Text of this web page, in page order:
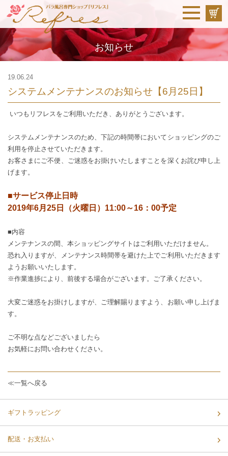
お知らせ
19.06.24
システムメンテナンスのお知らせ【6月25日】
いつもリフレスをご利用いただき、ありがとうございます。
システムメンテナンスのため、下記の時間帯においてショッピングのご
利用を停止させていただきます。
お客さまにご不便、ご迷惑をお掛けいたしますことを深くお詫び申し上
げます。
■サービス停止日時
2019年6月25日（火曜日）11:00～16：00予定
■内容
メンテナンスの間、本ショッピングサイトはご利用いただけません。
恐れ入りますが、メンテナンス時間帯を避けた上でご利用いただきます
ようお願いいたします。
※作業進捗により、前後する場合がございます。ご了承ください。
大変ご迷惑をお掛けしますが、ご理解賜りますよう、お願い申し上げま
す。
ご不明な点などございましたら
お気軽にお問い合わせ ください。
≪一覧へ戻る
ギフトラッピング
配送・お支払い